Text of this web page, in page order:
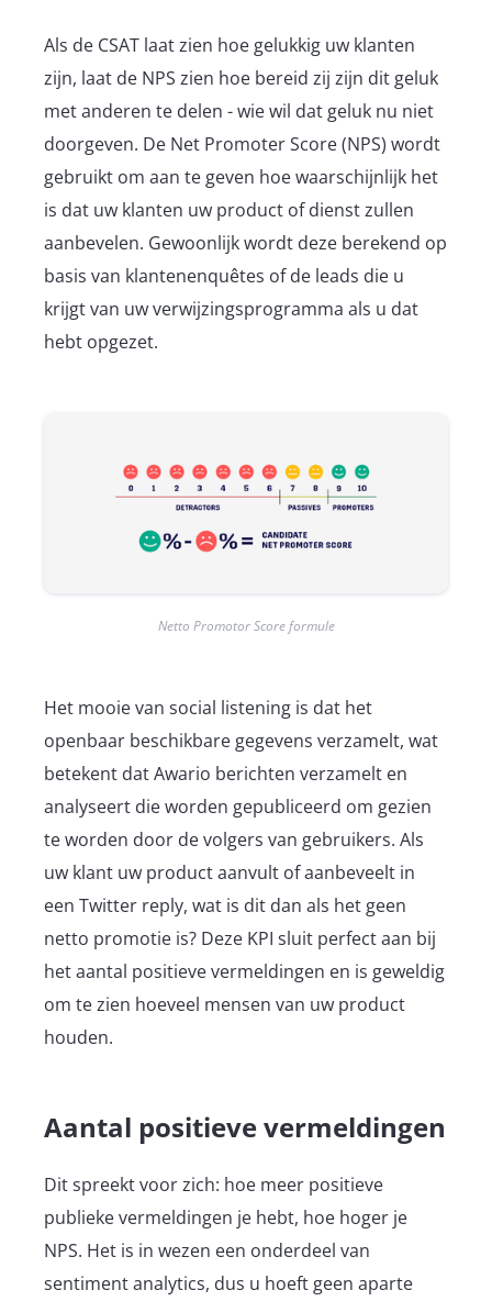
Als de CSAT laat zien hoe gelukkig uw klanten
zijn, laat de NPS zien hoe bereid zij zijn dit geluk
met anderen te delen - wie wil dat geluk nu niet
doorgeven. De Net Promoter Score (NPS) wordt
gebruikt om aan te geven hoe waarschijnlijk het
is dat uw klanten uw product of dienst zullen
aanbevelen. Gewoonlijk wordt deze berekend op
basis van klantenenquêtes of de leads die u
krijgt van uw verwijzingsprogramma als u dat
hebt opgezet.
Netto Promotor Score formule
Het mooie van social listening is dat het
openbaar beschikbare gegevens verzamelt, wat
betekent dat Awario berichten verzamelt en
analyseert die worden gepubliceerd om gezien
te worden door de volgers van gebruikers. Als
uw klant uw product aanvult of aanbeveelt in
een Twitter reply, wat is dit dan als het geen
netto promotie is? Deze KPI sluit perfect aan bij
het aantal positieve vermeldingen en is geweldig
om te zien hoeveel mensen van uw product
houden.
Aantal positieve vermeldingen
Dit spreekt voor zich: hoe meer positieve
publieke vermeldingen je hebt, hoe hoger je
NPS. Het is in wezen een onderdeel van
sentiment analytics, dus u hoeft geen aparte